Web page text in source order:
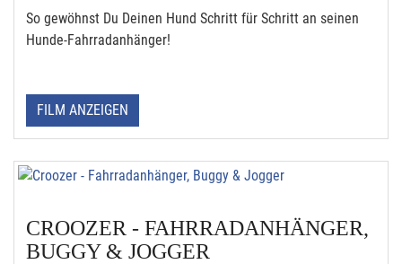
So gewöhnst Du Deinen Hund Schritt für Schritt an seinen
Hunde-Fahrradanhänger!
FILM ANZEIGEN
CROOZER - FAHRRADANHÄNGER,
BUGGY & JOGGER